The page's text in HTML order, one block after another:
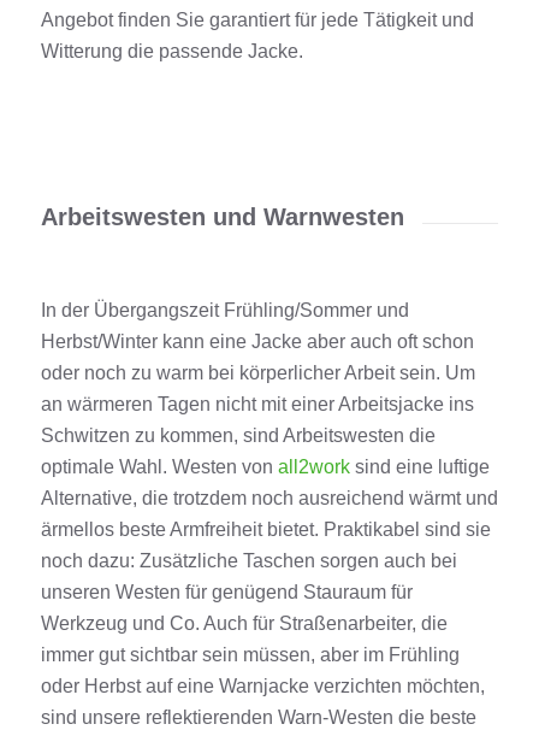
Angebot finden Sie garantiert für jede Tätigkeit und
Witterung die passende Jacke.
Arbeitswesten und Warnwesten
In der Übergangszeit Frühling/Sommer und
Herbst/Winter kann eine Jacke aber auch oft schon
oder noch zu warm bei körperlicher Arbeit sein. Um
an wärmeren Tagen nicht mit einer Arbeitsjacke ins
Schwitzen zu kommen, sind Arbeitswesten die
optimale Wahl. Westen von all2worksind eine luftige
Alternative, die trotzdem noch ausreichend wärmt und
ärmellos beste Armfreiheit bietet. Praktikabel sind sie
noch dazu: Zusätzliche Taschen sorgen auch bei
unseren Westen für genügend Stauraum für
Werkzeug und Co. Auch für Straßenarbeiter, die
immer gut sichtbar sein müssen, aber im Frühling
oder Herbst auf eine Warnjacke verzichten möchten,
sind unsere reflektierenden Warn-Westen die beste